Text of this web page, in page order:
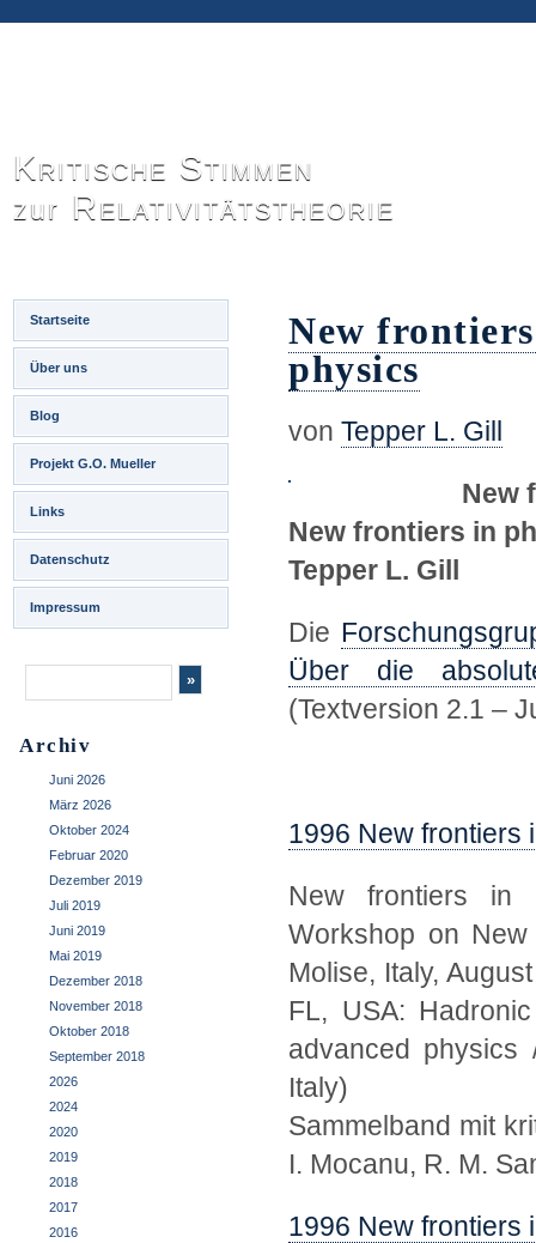
Kritische Stimmen
zur Relativitätstheorie
Startseite
Über uns
Blog
Projekt G.O. Mueller
Links
Datenschutz
Impressum
Archiv
Juni 2026
März 2026
Oktober 2024
Februar 2020
Dezember 2019
Juli 2019
Juni 2019
Mai 2019
Dezember 2018
November 2018
Oktober 2018
September 2018
2026
2024
2020
2019
2018
2017
2016
New
physics
von Tepper L. Gill
New
New frontiers in
Tepper L. Gill
Die
Über die
(Textversion 2.1 –
1996 New frontiers
New frontiers in
Workshop on
Molise, Italy,
FL, USA:
advanced
Italy)
Sammelband mit
I. Mocanu, R. M.
1996 New frontiers